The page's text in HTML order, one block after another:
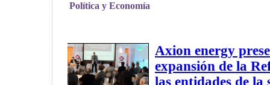
Política y Economía
Axion energy
expansión de la
las entidades de la